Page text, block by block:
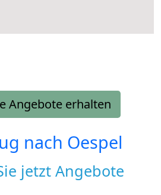
Angebote erhalten
nach Oespel
jetzt Angebote